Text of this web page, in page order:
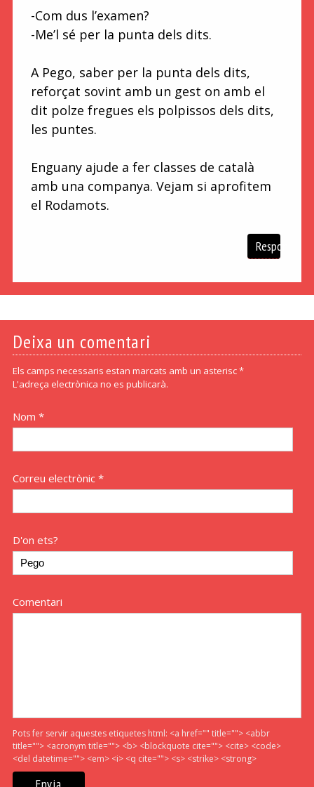
-Com dus l’examen?
-Me’l sé per la punta dels dits.
A Pego, saber per la punta dels dits,
reforçat sovint amb un gest on amb el
dit polze fregues els polpissos dels dits,
les puntes.
Enguany ajude a fer classes de català
amb una companya. Vejam si aprofitem
el Rodamots.
Respon
Deixa un comentari
Els camps necessaris estan marcats amb un asterisc *
L'adreça electrònica no es publicarà.
Nom *
Correu electrònic *
D'on ets?
Comentari
Pots fer servir aquestes etiquetes html: <a href="" title=""> <abbr
title=""> <acronym title=""> <b> <blockquote cite=""> <cite> <code>
<del datetime=""> <em> <i> <q cite=""> <s> <strike> <strong>